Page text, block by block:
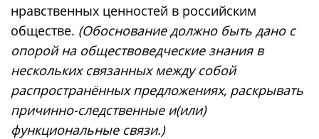
нравственных ценностей в российским
обществе. (Обоснование должно быть дано с
опорой на обществоведческие знания в
нескольких связанных между собой
распространённых предложениях, раскрывать
причинно-следственные и(или)
функциональные связи.)